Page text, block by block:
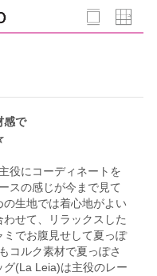
感で
役にコーディネートを
スの感じが今まで見て
生地では着心地がよい
せて、リラックスした
でお腹見せして夏っぽ
ルク素材で夏っぽさ
(La Leia)は主役のレー